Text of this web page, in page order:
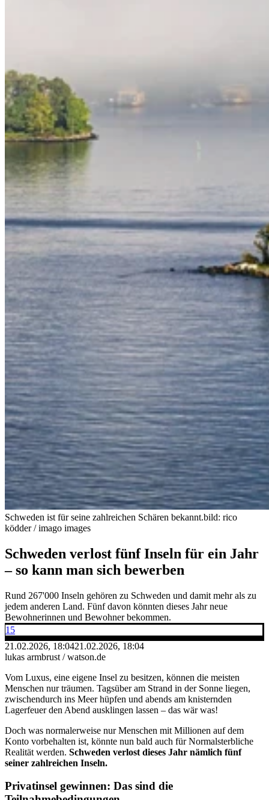
Schweden ist für seine zahlreichen Schären bekannt.bild: rico
ködder / imago images
Schweden verlost fünf Inseln für ein Jahr
– so kann man sich bewerben
Rund 267'000 Inseln gehören zu Schweden und damit mehr als zu
jedem anderen Land. Fünf davon könnten dieses Jahr neue
Bewohnerinnen und Bewohner bekommen.
15
21.02.2026, 18:0421.02.2026, 18:04
lukas armbrust / watson.de
Vom Luxus, eine eigene Insel zu besitzen, können die meisten
Menschen nur träumen. Tagsüber am Strand in der Sonne liegen,
zwischendurch ins Meer hüpfen und abends am knisternden
Lagerfeuer den Abend ausklingen lassen – das wär was!
Doch was normalerweise nur Menschen mit Millionen auf dem
Konto vorbehalten ist, könnte nun bald auch für Normalsterbliche
Realität werden. Schweden verlost dieses Jahr nämlich fünf
seiner zahlreichen Inseln.
Privatinsel gewinnen: Das sind die